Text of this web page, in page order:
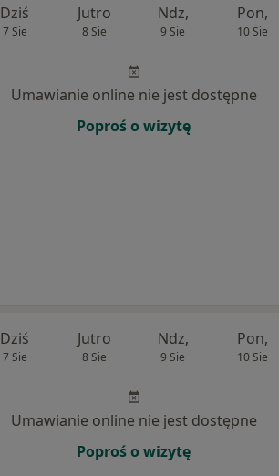
Dziś
7 Sie
Jutro
8 Sie
Ndz,
9 Sie
Pon,
10 Sie
Umawianie online nie jest dostępne
Poproś o wizytę
Dziś
7 Sie
Jutro
8 Sie
Ndz,
9 Sie
Pon,
10 Sie
Umawianie online nie jest dostępne
Poproś o wizytę